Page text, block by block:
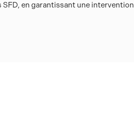
en garantissant une intervention